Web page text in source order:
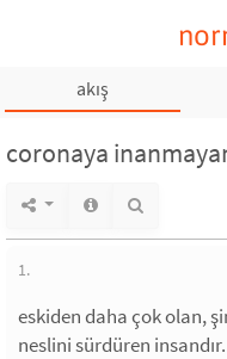
akış
coronaya
1.
eskiden daha çok olan,
neslini sürdüren insandır.